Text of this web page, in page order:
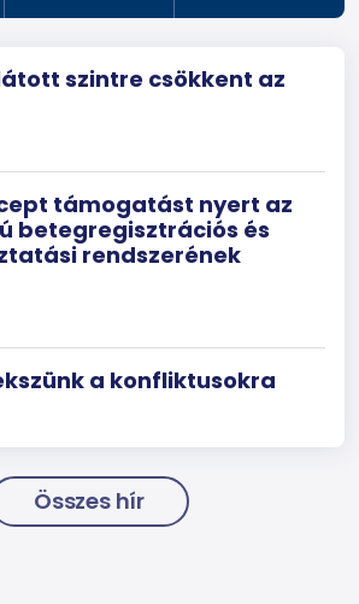
szintre csökkent az
támogatást nyert az
betegregisztrációs és
rendszerének
a konfliktusokra
Összes hír